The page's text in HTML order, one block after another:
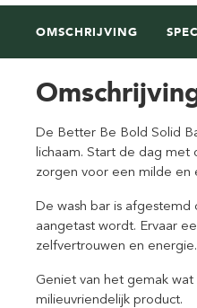
OMSCHRIJVING
De Better Be Bold Solid
lichaam. Start de dag
zorgen voor een milde en
De wash bar is afgestemd
aangetast wordt. Ervaar
zelfvertrouwen en energie.
Geniet van het gemak
milieuvriendelijk product.